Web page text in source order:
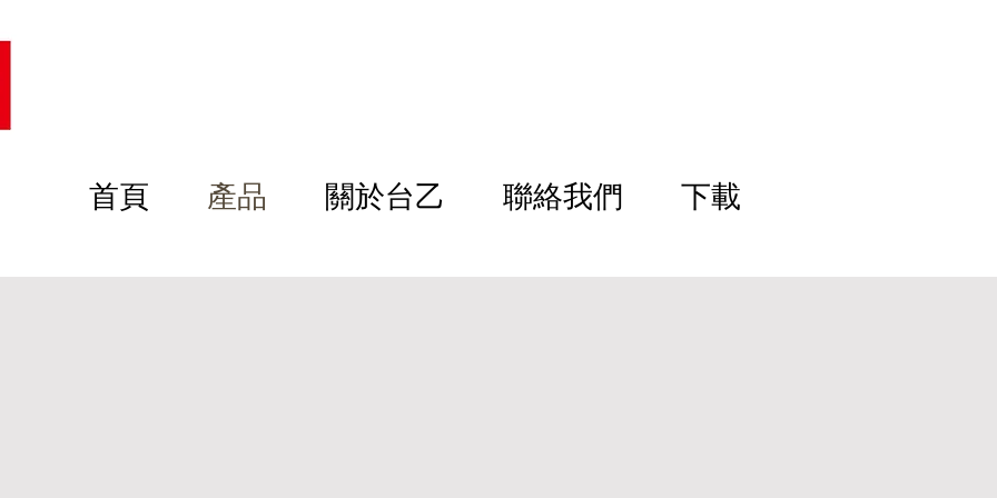
首頁 產品 關於台乙 聯絡我們 下載